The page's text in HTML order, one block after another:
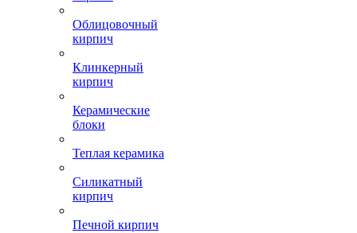
Облицовочный
кирпич
Клинкерный
кирпич
Керамические
блоки
Теплая керамика
Силикатный
кирпич
Печной кирпич